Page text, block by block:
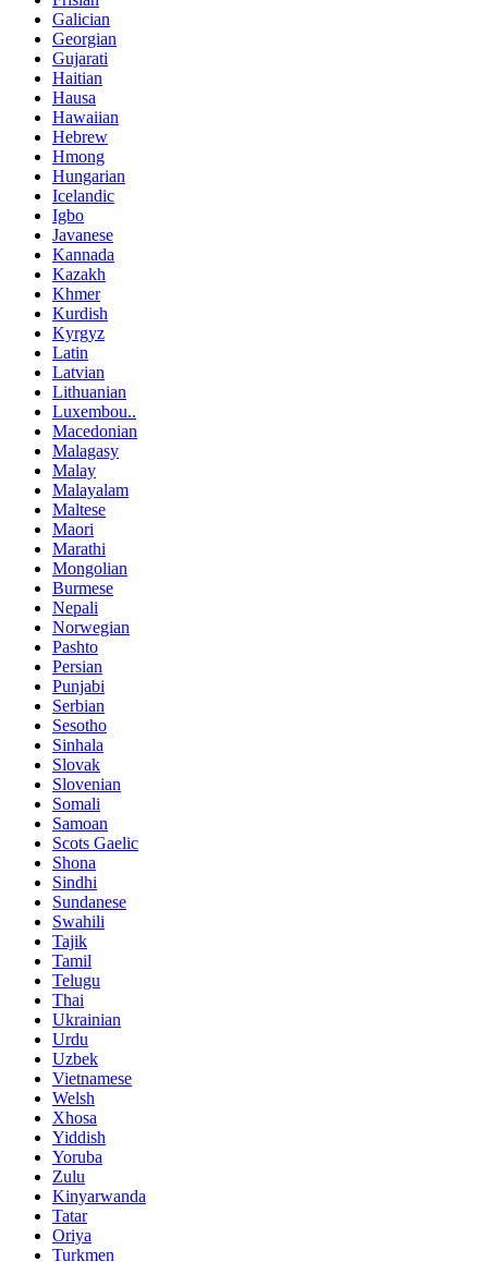
Galician
Georgian
Gujarati
Haitian
Hausa
Hawaiian
Hebrew
Hmong
Hungarian
Icelandic
Igbo
Javanese
Kannada
Kazakh
Khmer
Kurdish
Kyrgyz
Latin
Latvian
Lithuanian
Luxembou..
Macedonian
Malagasy
Malay
Malayalam
Maltese
Maori
Marathi
Mongolian
Burmese
Nepali
Norwegian
Pashto
Persian
Punjabi
Serbian
Sesotho
Sinhala
Slovak
Slovenian
Somali
Samoan
Scots Gaelic
Shona
Sindhi
Sundanese
Swahili
Tajik
Tamil
Telugu
Thai
Ukrainian
Urdu
Uzbek
Vietnamese
Welsh
Xhosa
Yiddish
Yoruba
Zulu
Kinyarwanda
Tatar
Oriya
Turkmen